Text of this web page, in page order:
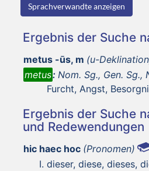
Sprachverwandte anzeigen
Ergebnis der Suche
metus -ūs, m (u-
metus: Nom. Sg., Gen. Sg.,
Furcht, Angst,
Ergebnis der Suche
und Redewendungen
hic haec hoc (Pronomen)
dieser, diese, dieses,